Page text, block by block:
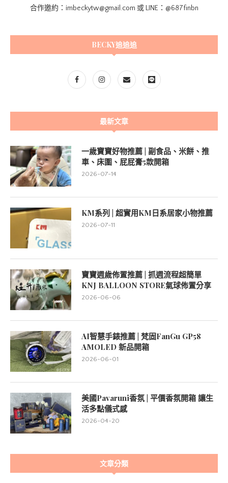
合作邀約：imbeckytw@gmail.com 或 LINE：@687finbn
BECKY追追追
最新文章
一歲寶寶好物推薦 | 副食品、米餅、推
車、床圍、屁屁膏5款開箱
2026-07-14
KM系列 | 超實用KM日系居家小物推薦
2026-07-11
寶寶週歲佈置推薦 | 抓週流程超簡單
KNJ BALLOON STORE氣球佈置分享
2026-06-06
AI智慧手錶推薦 | 梵固FanGu GP58
AMOLED 新品開箱
2026-06-01
美國Pavaruni香氛 | 平價香氛開箱 讓生
活多點儀式感
2026-04-20
文章分類